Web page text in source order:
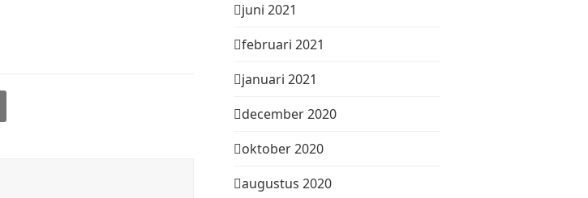
juni 2021
februari 2021
januari 2021
december 2020
oktober 2020
augustus 2020